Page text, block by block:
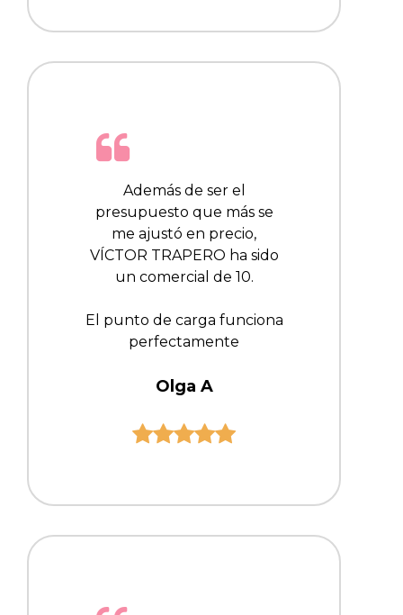
Además de ser el
presupuesto que más se
me ajustó en precio,
VÍCTOR TRAPERO ha sido
un comercial de 10.
El punto de carga funciona
perfectamente
Olga A